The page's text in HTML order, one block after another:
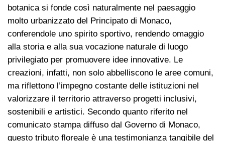
botanica si fonde così naturalmente nel paesaggio
molto urbanizzato del Principato di Monaco,
conferendole uno spirito sportivo, rendendo omaggio
alla storia e alla sua vocazione naturale di luogo
privilegiato per promuovere idee innovative. Le
creazioni, infatti, non solo abbelliscono le aree comuni,
ma riflettono l’impegno costante delle istituzioni nel
valorizzare il territorio attraverso progetti inclusivi,
sostenibili e artistici. Secondo quanto riferito nel
comunicato stampa diffuso dal Governo di Monaco,
questo tributo floreale è una testimonianza tangibile del